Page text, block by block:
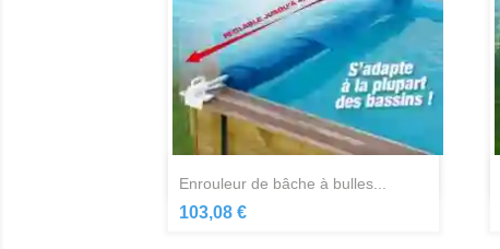
enrouleur de bâche à bulles...
103,08 €